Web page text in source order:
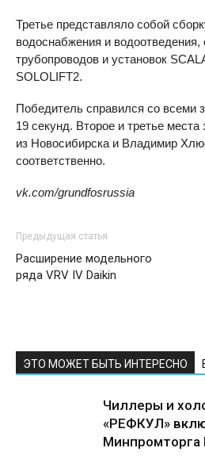
Третье представляло собой
водоснабжения и водоотведения,
трубопроводов и установок
SOLOLIFT2.
Победитель справился со всеми
19 секунд. Второе и третье
из Новосибирска и Владимир
соответственно.
vk.com/grundfosrussia
Предыдущая статья
Расширение модельного
ряда VRV IV Daikin
ЭТО МОЖЕТ БЫТЬ ИНТЕРЕСНО
Чиллеры и
«РЕФКУЛ»
Минпромторга